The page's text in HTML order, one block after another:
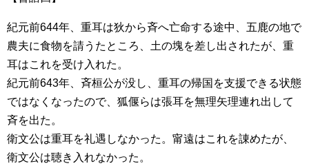
紀元前644年、重耳は狄から斉へ亡命する途中、五鹿の地で
農夫に食物を請うたところ、土の塊を差し出されたが、重
耳はこれを受け入れた。
紀元前643年、斉桓公が没し、重耳の帰国を支援できる状態
ではなくなったので、狐偃らは張耳を無理矢理連れ出して
斉を出た。
衛文公は重耳を礼遇しなかった。甯遠はこれを諌めたが、
衛文公は聴き入れなかった。